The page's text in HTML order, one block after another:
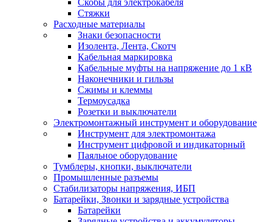
Скобы для электрокабеля
Стяжки
Расходные материалы
Знаки безопасности
Изолента, Лента, Скотч
Кабельная маркировка
Кабельные муфты на напряжение до 1 кВ
Наконечники и гильзы
Сжимы и клеммы
Термоусадка
Розетки и выключатели
Электромонтажный инструмент и оборудование
Инструмент для электромонтажа
Инструмент цифровой и индикаторный
Паяльное оборудование
Тумблеры, кнопки, выключатели
Промышленные разъемы
Стабилизаторы напряжения, ИБП
Батарейки, Звонки и зарядные устройства
Батарейки